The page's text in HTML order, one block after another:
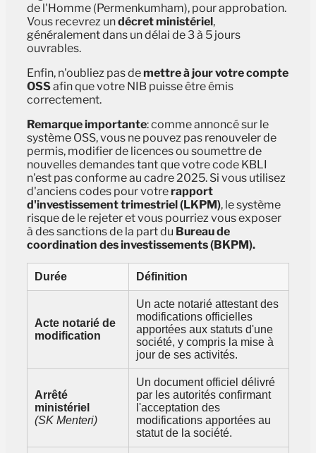
de l'Homme (Permenkumham), pour approbation.
Vous recevrez undécret ministériel,
généralement dans un délai de 3 à 5 jours
ouvrables.
Enfin, n'oubliez pas de mettre à jour votre compte
OSSafin que votre NIB puisse être émis
correctement.
Remarque importante: comme annoncé sur le
système OSS, vous ne pouvez pas renouveler de
permis, modifier de licences ou soumettre de
nouvelles demandes tant que votre code KBLI
n'est pas conforme au cadre 2025. Si vous utilisez
d'anciens codes pour votre rapport
d'investissement trimestriel (LKPM), le système
risque de le rejeter et vous pourriez vous exposer
à des sanctions de la part du Bureau de
coordination des investissements (BKPM).
Durée Définition
Acte notarié de
modification
Un acte notarié attestant des
modifications officielles
apportées aux statuts d'une
société, y compris la mise à
jour de ses activités.
Arrêté
ministériel
(SK Menteri)
Un document officiel délivré
par les autorités confirmant
l'acceptation des
modifications apportées au
statut de la société.